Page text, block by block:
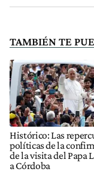
TAMBIÉN TE
Histórico: Las
políticas de la
de la visita del Papa
a Córdoba